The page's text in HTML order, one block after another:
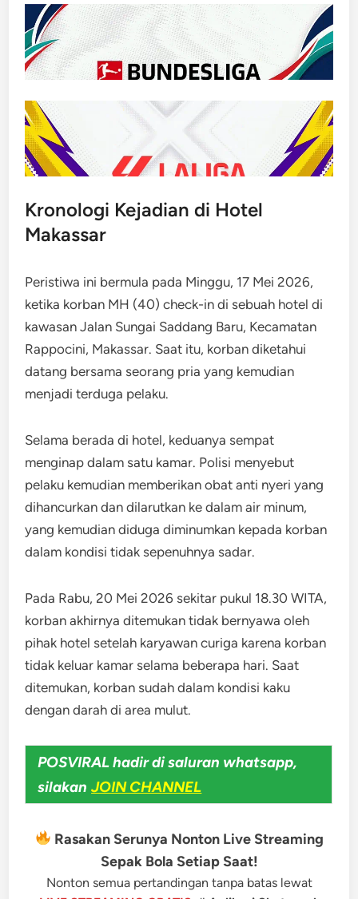
Kronologi Kejadian di Hotel
Makassar
Peristiwa ini bermula pada Minggu, 17 Mei 2026,
ketika korban MH (40) check-in di sebuah hotel di
kawasan Jalan Sungai Saddang Baru, Kecamatan
Rappocini, Makassar. Saat itu, korban diketahui
datang bersama seorang pria yang kemudian
menjadi terduga pelaku.
Selama berada di hotel, keduanya sempat
menginap dalam satu kamar. Polisi menyebut
pelaku kemudian memberikan obat anti nyeri yang
dihancurkan dan dilarutkan ke dalam air minum,
yang kemudian diduga diminumkan kepada korban
dalam kondisi tidak sepenuhnya sadar.
Pada Rabu, 20 Mei 2026 sekitar pukul 18.30 WITA,
korban akhirnya ditemukan tidak bernyawa oleh
pihak hotel setelah karyawan curiga karena korban
tidak keluar kamar selama beberapa hari. Saat
ditemukan, korban sudah dalam kondisi kaku
dengan darah di area mulut.
POSVIRAL hadir di saluran whatsapp,
silakan JOIN CHANNEL
Rasakan Serunya Nonton Live Streaming
Sepak Bola Setiap Saat!
Nonton semua pertandingan tanpa batas lewat